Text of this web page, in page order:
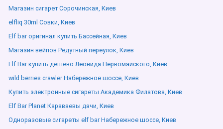
Магазин сигарет Сорочинская, Киев
elfliq 30ml Совки, Киев
Elf bar оригинал купить Бассейная, Киев
Магазин вейпов Редутный переулок, Киев
Elf Bar купить дешево Леонида Первомайского, Киев
wild berries crawler Набережное шоссе, Киев
Купить электронные сигареты Академика Филатова, Киев
Elf Bar Planet Караваевы дачи, Киев
Одноразовые сигареты elf bar Набережное шоссе, Киев